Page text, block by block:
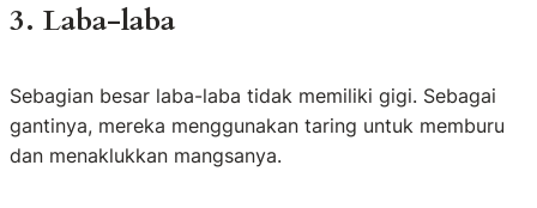
3. Laba-laba
Sebagian besar laba-laba tidak memiliki gigi. Sebagai
gantinya, mereka menggunakan taring untuk memburu
dan menaklukkan mangsanya.